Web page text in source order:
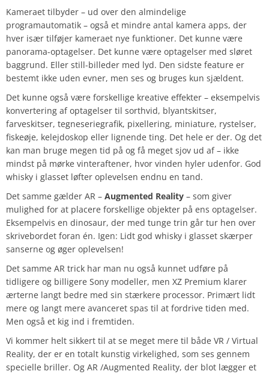
Kameraet tilbyder – ud over den almindelige
programautomatik – også et mindre antal kamera apps, der
hver især tilføjer kameraet nye funktioner. Det kunne være
panorama-optagelser. Det kunne være optagelser med sløret
baggrund. Eller still-billeder med lyd. Den sidste feature er
bestemt ikke uden evner, men ses og bruges kun sjældent.
Det kunne også være forskellige kreative effekter – eksempelvis
konvertering af optagelser til sorthvid, blyantskitser,
farveskitser, tegneseriegrafik, pixellering, miniature, rystelser,
fiskeøje, kelejdoskop eller lignende ting. Det hele er der. Og det
kan man bruge megen tid på og få meget sjov ud af – ikke
mindst på mørke vinteraftener, hvor vinden hyler udenfor. God
whisky i glasset løfter oplevelsen endnu en tand.
Det samme gælder AR – Augmented Reality – som giver
mulighed for at placere forskellige objekter på ens optagelser.
Eksempelvis en dinosaur, der med tunge trin går tur hen over
skrivebordet foran én. Igen: Lidt god whisky i glasset skærper
sanserne og øger oplevelsen!
Det samme AR trick har man nu også kunnet udføre på
tidligere og billigere Sony modeller, men XZ Premium klarer
ærterne langt bedre med sin stærkere processor. Primært lidt
mere og langt mere avanceret spas til at fordrive tiden med.
Men også et kig ind i fremtiden.
Vi kommer helt sikkert til at se meget mere til både VR / Virtual
Reality, der er en totalt kunstig virkelighed, som ses gennem
specielle briller. Og AR /Augmented Reality, der blot lægger et